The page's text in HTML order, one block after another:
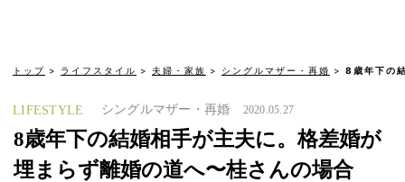
トップ ライフスタイル 夫婦・家族 シングルマザー・再婚 8歳年下の
LIFESTYLE シングルマザー・再婚 2020.05.27
8歳年下の結婚相手が主夫に。格差婚が
埋まらず離婚の道へ〜桂さんの場合